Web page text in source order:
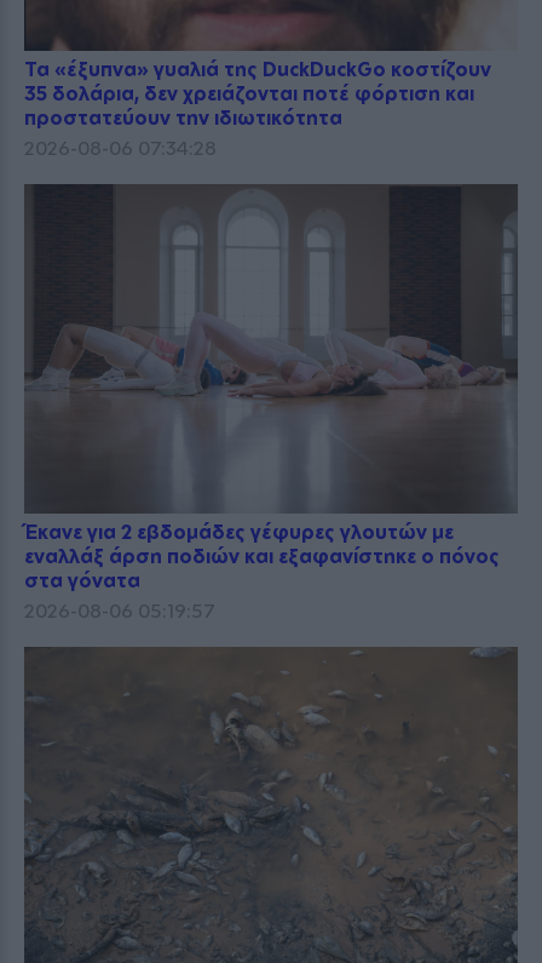
Τα «έξυπνα» γυαλιά της DuckDuckGo κοστίζουν
35 δολάρια, δεν χρειάζονται ποτέ φόρτιση και
προστατεύουν την ιδιωτικότητα
2026-08-06 07:34:28
Έκανε για 2 εβδομάδες γέφυρες γλουτών με
εναλλάξ άρση ποδιών και εξαφανίστηκε ο πόνος
στα γόνατα
2026-08-06 05:19:57